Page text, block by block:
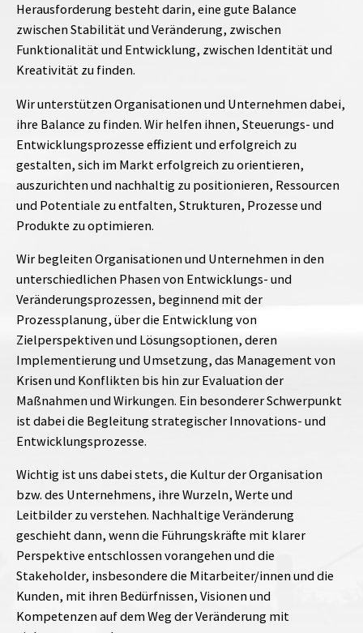
Herausforderung besteht darin, eine gute Balance
zwischen Stabilität und Veränderung, zwischen
Funktionalität und Entwicklung, zwischen Identität und
Kreativität zu finden.
Wir unterstützen Organisationen und Unternehmen dabei,
ihre Balance zu finden. Wir helfen ihnen, Steuerungs- und
Entwicklungsprozesse effizient und erfolgreich zu
gestalten, sich im Markt erfolgreich zu orientieren,
auszurichten und nachhaltig zu positionieren, Ressourcen
und Potentiale zu entfalten, Strukturen, Prozesse und
Produkte zu optimieren.
Wir begleiten Organisationen und Unternehmen in den
unterschiedlichen Phasen von Entwicklungs- und
Veränderungsprozessen, beginnend mit der
Prozessplanung, über die Entwicklung von
Zielperspektiven und Lösungsoptionen, deren
Implementierung und Umsetzung, das Management von
Krisen und Konflikten bis hin zur Evaluation der
Maßnahmen und Wirkungen. Ein besonderer Schwerpunkt
ist dabei die Begleitung strategischer Innovations- und
Entwicklungsprozesse.
Wichtig ist uns dabei stets, die Kultur der Organisation
bzw. des Unternehmens, ihre Wurzeln, Werte und
Leitbilder zu verstehen. Nachhaltige Veränderung
geschieht dann, wenn die Führungskräfte mit klarer
Perspektive entschlossen vorangehen und die
Stakeholder, insbesondere die Mitarbeiter/innen und die
Kunden, mit ihren Bedürfnissen, Visionen und
Kompetenzen auf dem Weg der Veränderung mit